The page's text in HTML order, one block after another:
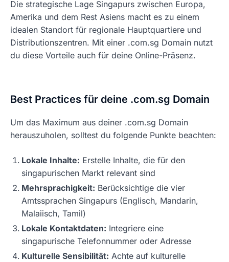
Die strategische Lage Singapurs zwischen Europa,
Amerika und dem Rest Asiens macht es zu einem
idealen Standort für regionale Hauptquartiere und
Distributionszentren. Mit einer .com.sg Domain nutzt
du diese Vorteile auch für deine Online-Präsenz.
Best Practices für deine .com.sg Domain
Um das Maximum aus deiner .com.sg Domain
herauszuholen, solltest du folgende Punkte beachten:
Lokale Inhalte: Erstelle Inhalte, die für den
singapurischen Markt relevant sind
Mehrsprachigkeit: Berücksichtige die vier
Amtssprachen Singapurs (Englisch, Mandarin,
Malaiisch, Tamil)
Lokale Kontaktdaten: Integriere eine
singapurische Telefonnummer oder Adresse
Kulturelle Sensibilität: Achte auf kulturelle